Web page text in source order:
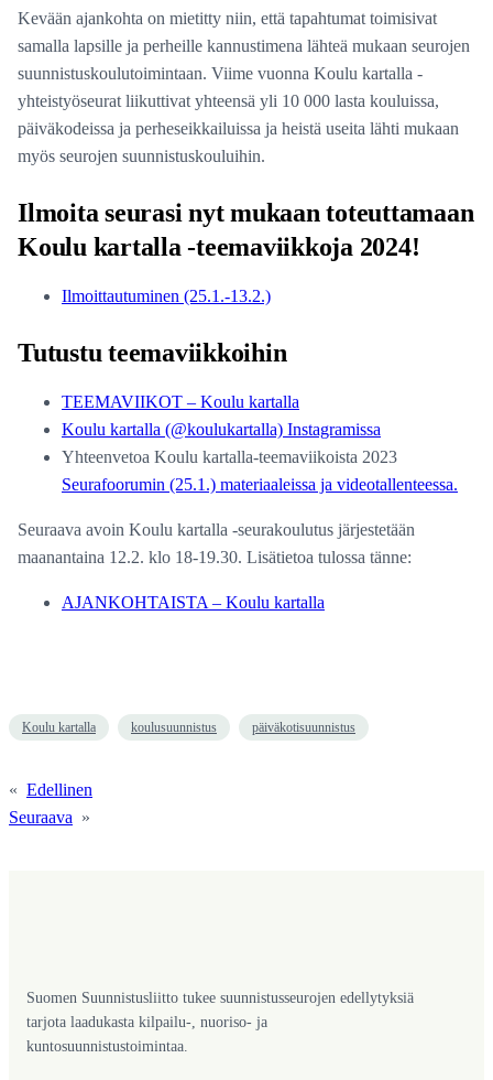
Kevään ajankohta on mietitty niin, että tapahtumat toimisivat
samalla lapsille ja perheille kannustimena lähteä mukaan seurojen
suunnistuskoulutoimintaan. Viime vuonna Koulu kartalla -
yhteistyöseurat liikuttivat yhteensä yli 10 000 lasta kouluissa,
päiväkodeissa ja perheseikkailuissa ja heistä useita lähti mukaan
myös seurojen suunnistuskouluihin.
Ilmoita seurasi nyt mukaan toteuttamaan
Koulu kartalla -teemaviikkoja 2024!
Ilmoittautuminen (25.1.-13.2.)
Tutustu teemaviikkoihin
TEEMAVIIKOT – Koulu kartalla
Koulu kartalla (@koulukartalla) Instagramissa
Yhteenvetoa Koulu kartalla-teemaviikoista 2023
Seurafoorumin (25.1.) materiaaleissa ja videotallenteessa.
Seuraava avoin Koulu kartalla -seurakoulutus järjestetään
maanantaina 12.2. klo 18-19.30. Lisätietoa tulossa tänne:
AJANKOHTAISTA – Koulu kartalla
Koulu kartalla koulusuunnistus päiväkotisuunnistus
« Edellinen
Seuraava »
Suomen Suunnistusliitto tukee suunnistusseurojen edellytyksiä
tarjota laadukasta kilpailu-, nuoriso- ja
kuntosuunnistustoimintaa.